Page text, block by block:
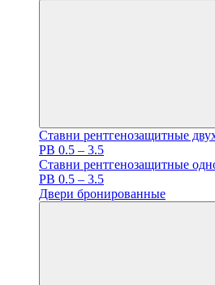
Ставни рентгенозащитные
PB 0.5 – 3.5
Ставни рентгенозащитные
PB 0.5 – 3.5
Двери бронированные